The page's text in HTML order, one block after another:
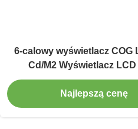
6-calowy wyświetlacz COG
Cd/M2 Wyświetlacz LCD
sterownik IC
Najlepszą cenę